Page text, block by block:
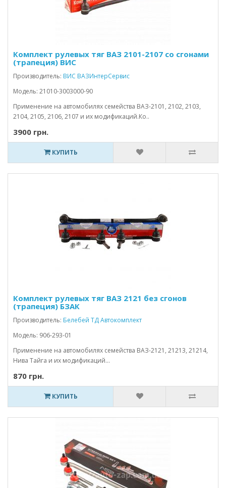
Комплект рулевых тяг ВАЗ 2101-2107 со сгонами
(трапеция) ВИС
Производитель: ВИС ВАЗИнтерСервис
Модель: 21010-3003000-90
Применение на автомобилях семейства ВАЗ-2101, 2102, 2103,
2104, 2105, 2106, 2107 и их модификаций.Ко..
3900 грн.
КУПИТЬ
Комплект рулевых тяг ВАЗ 2121 без сгонов
(трапеция) БЗАК
Производитель: Белебей ТД Автокомплект
Модель: 906-293-01
Применение на автомобилях семейства ВАЗ-2121, 21213, 21214,
Нива Тайга и их модификаций...
870 грн.
КУПИТЬ